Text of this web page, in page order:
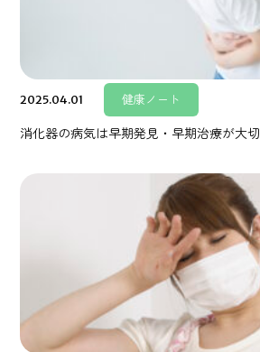
2025.04.01 健康ノート
消化器の病気は早期発見・早期治療が大切